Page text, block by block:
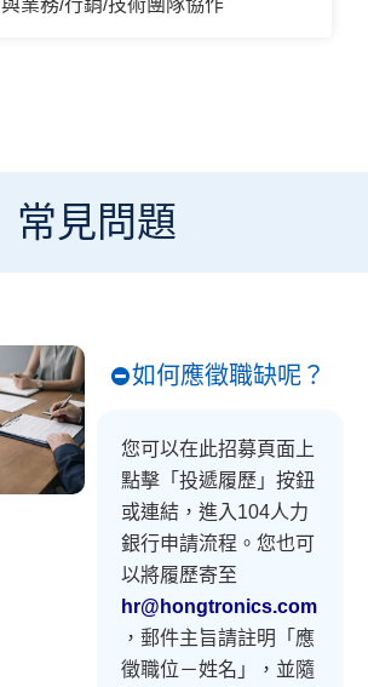
與業務/行銷/技術團隊協作
常見問題
如何應徵職缺呢？
您可以在此招募頁面上
點擊「投遞履歷」按鈕
或連結，進入104人力
銀行申請流程。您也可
以將履歷寄至
hr@hongtronics.com
，郵件主旨請註明「應
徵職位－姓名」，並隨